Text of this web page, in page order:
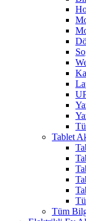
Tablet
Tüm